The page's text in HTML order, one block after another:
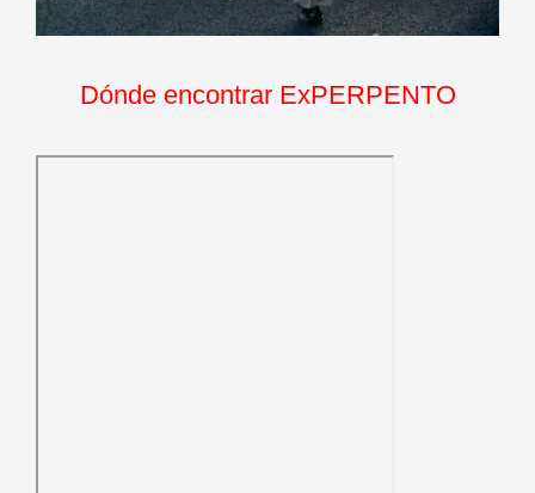
Dónde encontrar ExPERPENTO